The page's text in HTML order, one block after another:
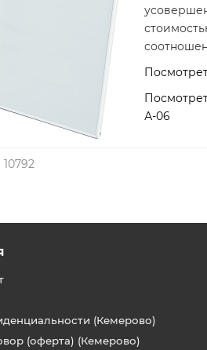
А-06
10792
(Кемерово)
(оферта) (Кемерово)